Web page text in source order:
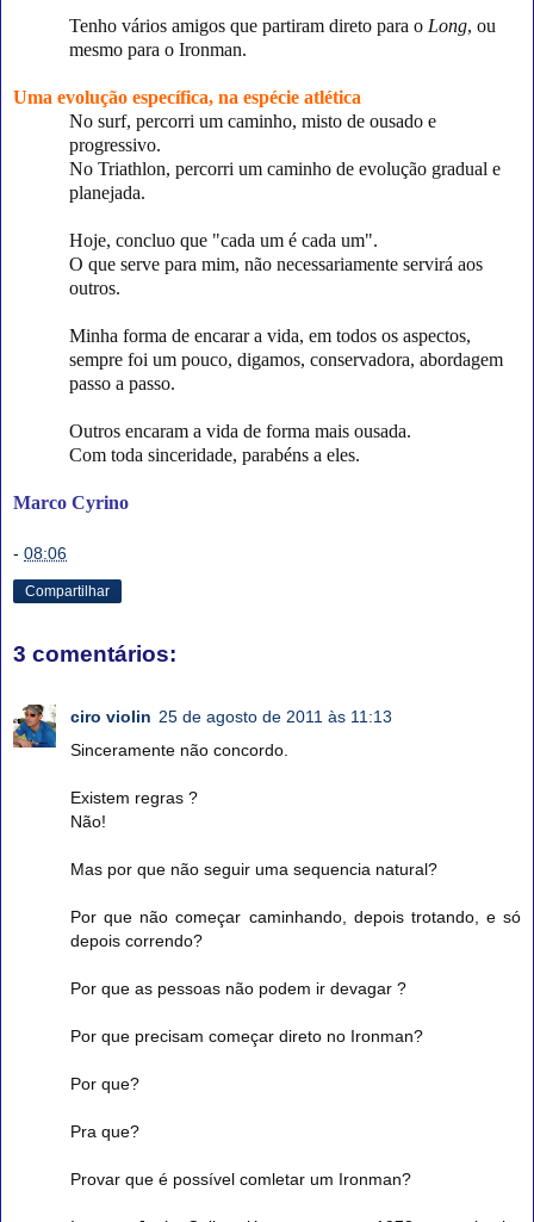
Tenho vários amigos que partiram direto para o Long, ou
mesmo para o Ironman.
Uma evolução específica, na espécie atlética
No surf, percorri um caminho, misto de ousado e
progressivo.
No Triathlon, percorri um caminho de evolução gradual e
planejada.
Hoje, concluo que "cada um é cada um".
O que serve para mim, não necessariamente servirá aos
outros.
Minha forma de encarar a vida, em todos os aspectos,
sempre foi um pouco, digamos, conservadora, abordagem
passo a passo.
Outros encaram a vida de forma mais ousada.
Com toda sinceridade, parabéns a eles.
Marco Cyrino
- 08:06
Compartilhar
3 comentários:
ciro violin 25 de agosto de 2011 às 11:13
Sinceramente não concordo.
Existem regras ?
Não!
Mas por que não seguir uma sequencia natural?
Por que não começar caminhando, depois trotando, e só
depois correndo?
Por que as pessoas não podem ir devagar ?
Por que precisam começar direto no Ironman?
Por que?
Pra que?
Provar que é possível comletar um Ironman?